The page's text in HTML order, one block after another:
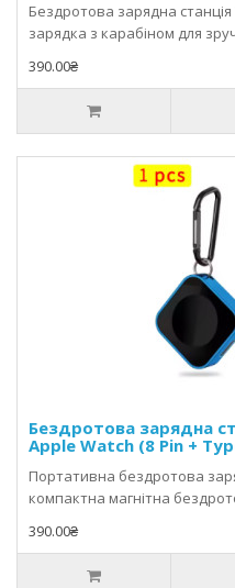
Бездротова зарядна
зарядка з карабіном для
390.00₴
Бездротова зарядна
Apple Watch (8 Pin +
Портативна бездротова
компактна магнітна
390.00₴